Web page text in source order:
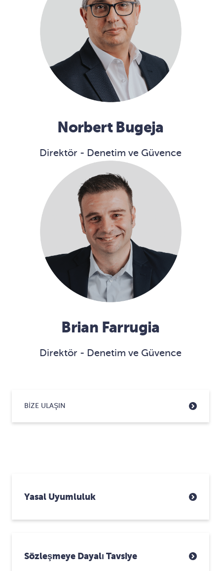
Norbert Bugeja
Direktör - Denetim ve Güvence
Brian Farrugia
Direktör - Denetim ve Güvence
BIZE ULAŞIN
Yasal Uyumluluk
Sözleşmeye Dayalı Tavsiye